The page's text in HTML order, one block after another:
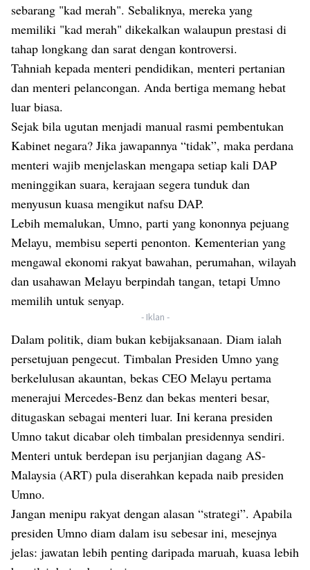
sebarang "kad merah". Sebaliknya, mereka yang
memiliki "kad merah" dikekalkan walaupun prestasi di
tahap longkang dan sarat dengan kontroversi.
Tahniah kepada menteri pendidikan, menteri pertanian
dan menteri pelancongan. Anda bertiga memang hebat
luar biasa.
Sejak bila ugutan menjadi manual rasmi pembentukan
Kabinet negara? Jika jawapannya “tidak”, maka perdana
menteri wajib menjelaskan mengapa setiap kali DAP
meninggikan suara, kerajaan segera tunduk dan
menyusun kuasa mengikut nafsu DAP.
Lebih memalukan, Umno, parti yang kononnya pejuang
Melayu, membisu seperti penonton. Kementerian yang
mengawal ekonomi rakyat bawahan, perumahan, wilayah
dan usahawan Melayu berpindah tangan, tetapi Umno
memilih untuk senyap.
- Iklan -
Dalam politik, diam bukan kebijaksanaan. Diam ialah
persetujuan pengecut. Timbalan Presiden Umno yang
berkelulusan akauntan, bekas CEO Melayu pertama
menerajui Mercedes-Benz dan bekas menteri besar,
ditugaskan sebagai menteri luar. Ini kerana presiden
Umno takut dicabar oleh timbalan presidennya sendiri.
Menteri untuk berdepan isu perjanjian dagang AS-
Malaysia (ART) pula diserahkan kepada naib presiden
Umno.
Jangan menipu rakyat dengan alasan “strategi”. Apabila
presiden Umno diam dalam isu sebesar ini, mesejnya
jelas: jawatan lebih penting daripada maruah, kuasa lebih